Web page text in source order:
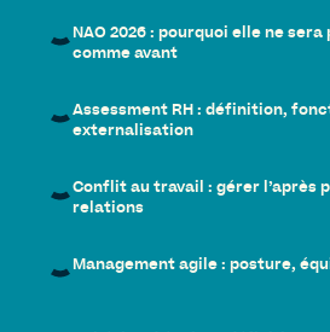
NAO 2026 : pourquoi elle ne sera
comme avant
Assessment RH : définition,
externalisation
Conflit au travail : gérer l’après
relations
Management agile : posture,